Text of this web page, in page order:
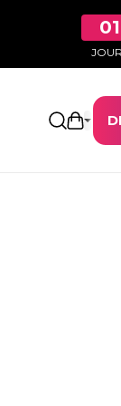
01
Ouvrir